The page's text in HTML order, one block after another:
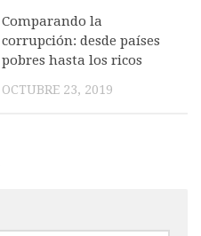
Comparando la
corrupción: desde países
pobres hasta los ricos
OCTUBRE 23, 2019